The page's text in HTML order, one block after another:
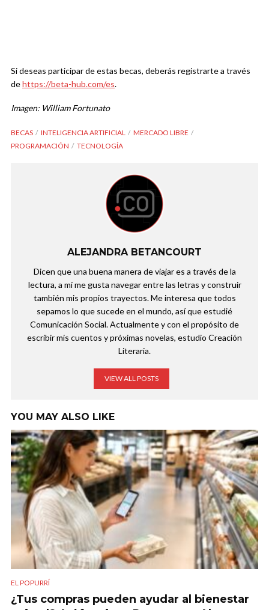
Si deseas participar de estas becas, deberás registrarte a través
dehttps://beta-hub.com/es.
Imagen: William Fortunato
BECAS INTELIGENCIA ARTIFICIAL
MERCADO LIBRE
PROGRAMACIÓN
TECNOLOGÍA
ALEJANDRA BETANCOURT
Dicen que una buena manera de viajar es a través de la
lectura, a mí me gusta navegar entre las letras y construir
también mis propios trayectos. Me interesa que todos
sepamos lo que sucede en el mundo, así que estudié
Comunicación Social. Actualmente y con el propósito de
escribir mis cuentos y próximas novelas, estudio Creación
Literaria.
VIEW ALL POSTS
YOU MAY ALSO LIKE
EL POPURRÍ
¿Tus compras pueden ayudar al bienestar